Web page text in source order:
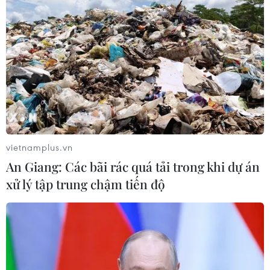
Động đất tại Nhật Bản: Chưa ghi
nhận thông tin công dân Việt Nam bị
thương vong
28/07/2026 22:51
Động đất tại Nhật Bản: Cộng đồng
người Việt vẫn an toàn
28/07/2026 13:49
Cộng đồng người Việt tại Campuchia
thành kính tri ân các anh hùng liệt sỹ
27/07/2026 08:04
vietnamplus.vn
An Giang: Các bãi rác quá tải trong khi dự án
xử lý tập trung chậm tiến độ